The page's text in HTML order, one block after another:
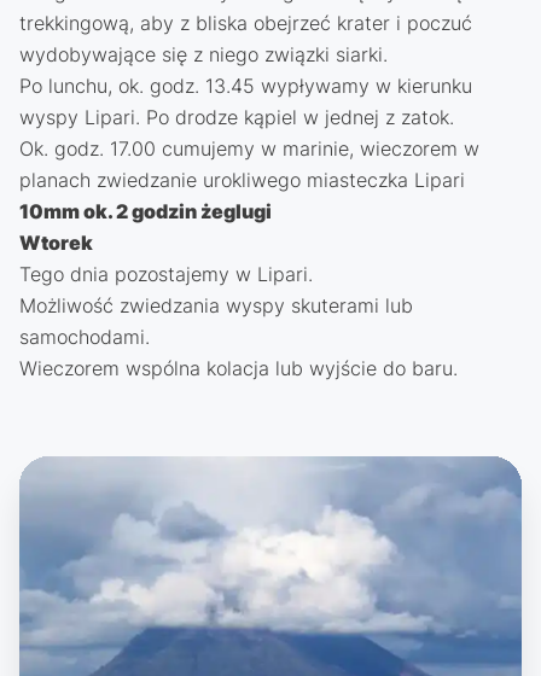
trekkingową, aby z bliska obejrzeć krater i poczuć
wydobywające się z niego związki siarki.
Po lunchu, ok. godz. 13.45 wypływamy w kierunku
wyspy Lipari. Po drodze kąpiel w jednej z zatok.
Ok. godz. 17.00 cumujemy w marinie, wieczorem w
planach zwiedzanie urokliwego miasteczka Lipari
10mm ok. 2 godzin żeglugi
Wtorek
Tego dnia pozostajemy w Lipari.
Możliwość zwiedzania wyspy skuterami lub
samochodami.
Wieczorem wspólna kolacja lub wyjście do baru.